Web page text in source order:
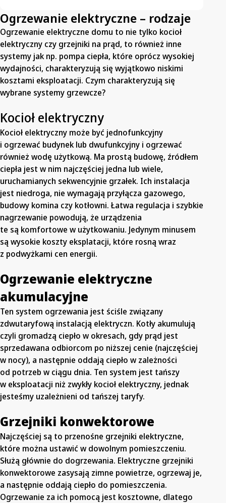
Ogrzewanie elektryczne – rodzaje
Ogrzewanie elektryczne domu to nie tylko kocioł
elektryczny czy grzejniki na prąd, to również inne
systemy jak np. pompa ciepła, które oprócz wysokiej
wydajności, charakteryzują się wyjątkowo niskimi
kosztami eksploatacji. Czym charakteryzują się
wybrane systemy grzewcze?
Kocioł elektryczny
Kocioł elektryczny może być jednofunkcyjny
i ogrzewać budynek lub dwufunkcyjny i ogrzewać
również wodę użytkową. Ma prostą budowę, źródłem
ciepła jest w nim najczęściej jedna lub wiele,
uruchamianych sekwencyjnie grzałek. Ich instalacja
jest niedroga, nie wymagają przyłącza gazowego,
budowy komina czy kotłowni. Łatwa regulacja i szybkie
nagrzewanie powodują, że urządzenia
te są komfortowe w użytkowaniu. Jedynym minusem
są wysokie koszty eksplatacji, które rosną wraz
z podwyżkami cen energii.
Ogrzewanie elektryczne
akumulacyjne
Ten system ogrzewania jest ściśle związany
zdwutaryfową instalacją elektryczn. Kotły akumulują
czyli gromadzą ciepło w okresach, gdy prąd jest
sprzedawana odbiorcom po niższej cenie (najczęściej
w nocy), a następnie oddają ciepło w zależności
od potrzeb w ciągu dnia. Ten system jest tańszy
w eksploatacji niż zwykły kocioł elektryczny, jednak
jesteśmy uzależnieni od tańszej taryfy.
Grzejniki konwektorowe
Najczęściej są to przenośne grzejniki elektryczne,
które można ustawić w dowolnym pomieszczeniu.
Służą głównie do dogrzewania. Elektryczne grzejniki
konwektorowe zasysają zimne powietrze, ogrzewaj je,
a następnie oddają ciepło do pomieszczenia.
Ogrzewanie za ich pomocą jest kosztowne, dlatego